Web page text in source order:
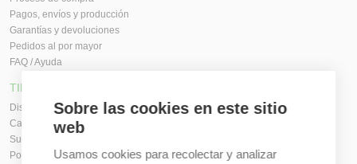
Sobre las cookies en este sitio
web
Usamos cookies para recolectar y analizar
Pagos, envíos y producción
Garantías y devoluciones
Pedidos al por mayor
FAQ / Ayuda
TIENDA ONLINE
Diseña en línea ahora
Camisetas personalizadas
Sudaderas personalizadas
Polos personalizados